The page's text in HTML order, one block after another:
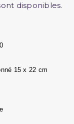
disponibles.
15 x 22 cm